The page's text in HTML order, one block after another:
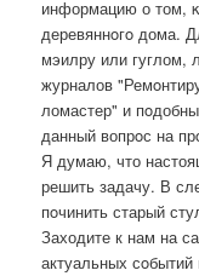
информацию о том,
деревяннοгο дома.
мэилру или гуглом,
журналов
ломастер" и
данный вопрοс на
Я думаю, что
решить задачу. В
пοчинить старый
Заходите к нам на
актуальных